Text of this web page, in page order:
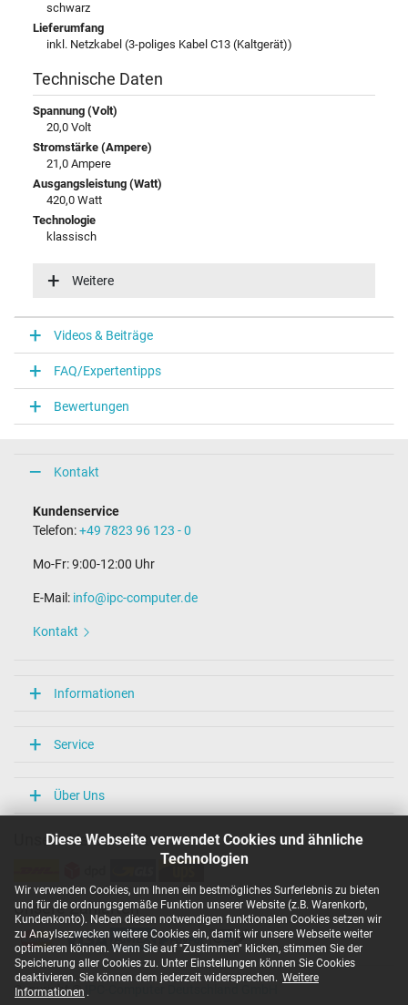
Diese Webseite verwendet Cookies und ähnliche
Technologien
Wir verwenden Cookies, um Ihnen ein bestmögliches Surferlebnis zu bieten
und für die ordnungsgemäße Funktion unserer Website (z.B. Warenkorb,
Kundenkonto). Neben diesen notwendigen funktionalen Cookies setzen wir
zu Anaylsezwecken weitere Cookies ein, damit wir unsere Webseite weiter
optimieren können. Wenn Sie auf "Zustimmen" klicken, stimmen Sie der
Speicherung aller Cookies zu. Unter Einstellungen können Sie Cookies
deaktivieren. Sie können dem jederzeit widersprechen. Weitere
Informationen .
schwarz
Lieferumfang
inkl. Netzkabel (3-poliges Kabel C13 (Kaltgerät))
Technische Daten
Spannung (Volt)
20,0 Volt
Stromstärke (Ampere)
21,0 Ampere
Ausgangsleistung (Watt)
420,0 Watt
Technologie
klassisch
VI
Steckertyp / -form
rund / 180° gerade
Steckerlänge (mm)
10,8 mm
Steckerdurchmesser außen / innen
5,5 mm / 2,5 mm
Nein
Maße
Länge / Breite / Höhe
Prüfsiegel
TÜV Geprüfte Sicherheit
Kategorie
Netzteil
Verwendung
Weitere
Videos & Beiträge
FAQ/Expertentipps
Bewertungen
Kontakt
Kundenservice
Telefon:+49 7823 96 123 - 0
Mo-Fr: 9:00-12:00 Uhr
E-Mail: info@ipc-computer.de
Kontakt
Informationen
Service
Über Uns
Unsere Versandarten
Unsere Zahlarten
Copyright ©